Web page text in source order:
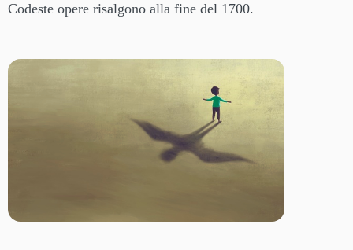
Codeste opere risalgono alla fine del 1700.